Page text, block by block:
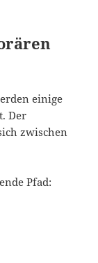
einige
Der
zwischen
Pfad: